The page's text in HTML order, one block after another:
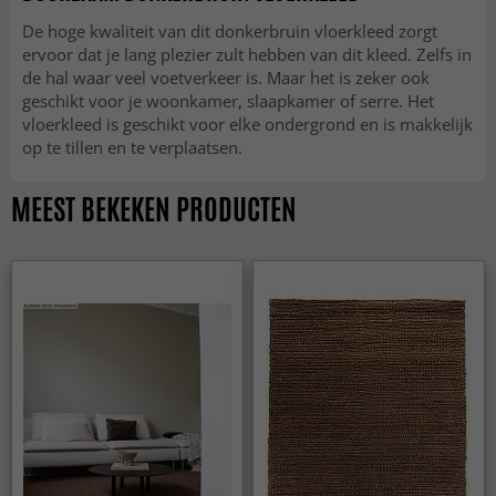
De hoge kwaliteit van dit donkerbruin vloerkleed zorgt
ervoor dat je lang plezier zult hebben van dit kleed. Zelfs in
de hal waar veel voetverkeer is. Maar het is zeker ook
geschikt voor je woonkamer, slaapkamer of serre. Het
vloerkleed is geschikt voor elke ondergrond en is makkelijk
op te tillen en te verplaatsen.
MEEST BEKEKEN PRODUCTEN